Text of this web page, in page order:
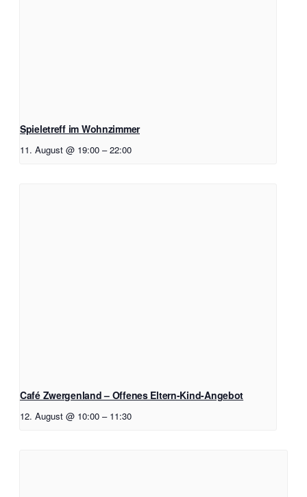
Spieletreff im Wohnzimmer
11. August @ 19:00 – 22:00
Café Zwergenland – Offenes Eltern-Kind-Angebot
12. August @ 10:00 – 11:30